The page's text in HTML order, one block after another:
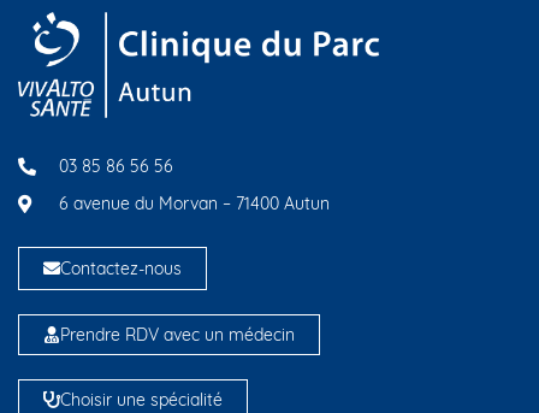
03 85 86 56 56
6 avenue du Morvan – 71400 Autun
Contactez-nous
Prendre RDV avec un médecin
Choisir une spécialité